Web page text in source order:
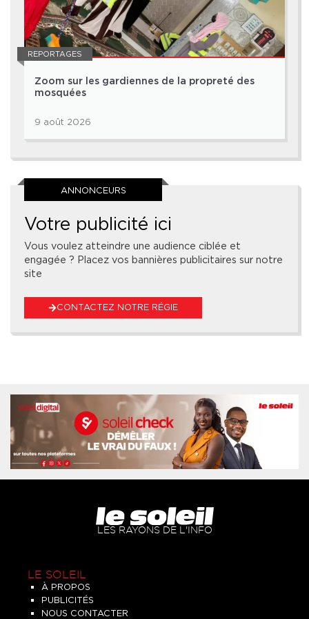
REPORTAGES
Zoom sur les gardiennes de la propreté des
mosquées
9 août 2026
ANNONCEURS
Votre publicité ici
Vous voulez atteindre une audience ciblée et
engagée ? Placez vos bannières publicitaires sur notre
site
CONTACTEZ NOTRE RÉGIE
LES RAYONS DE L'INFO
LE SOLEIL
À PROPOS
PUBLICITÉS
NOUS CONTACTER